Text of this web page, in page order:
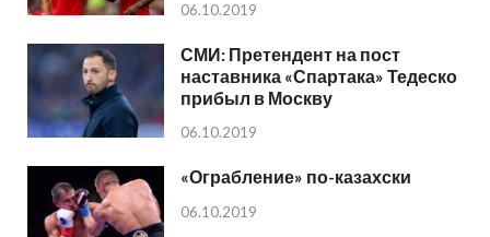
06.10.2019
СМИ: Претендент на пост
наставника «Спартака» Тедеско
прибыл в Москву
06.10.2019
«Ограбление» по-казахски
06.10.2019